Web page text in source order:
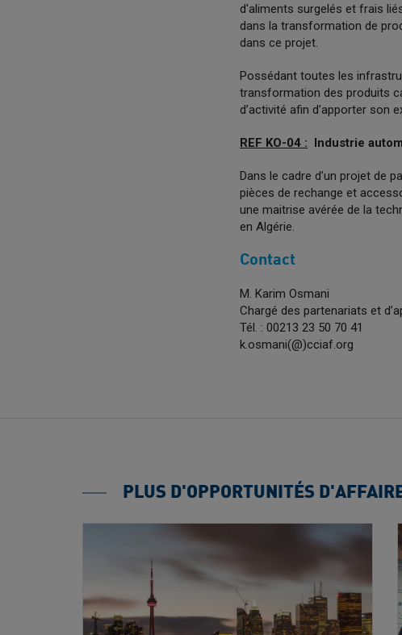
d'aliments surgelés et frais
dans la transformation de
dans ce projet.
Possédant toutes les
transformation des produits
d’activité afin d’apporter son
REF KO-04 : Industrie
Dans le cadre d’un projet de
pièces de rechange et
une maitrise avérée de la
en Algérie.
Contact
M. Karim Osmani
Chargé des partenariats et
Tél. : 00213 23 50 70 41
k.osmani(@)cciaf.org
PLUS D'OPPORTUNITÉS